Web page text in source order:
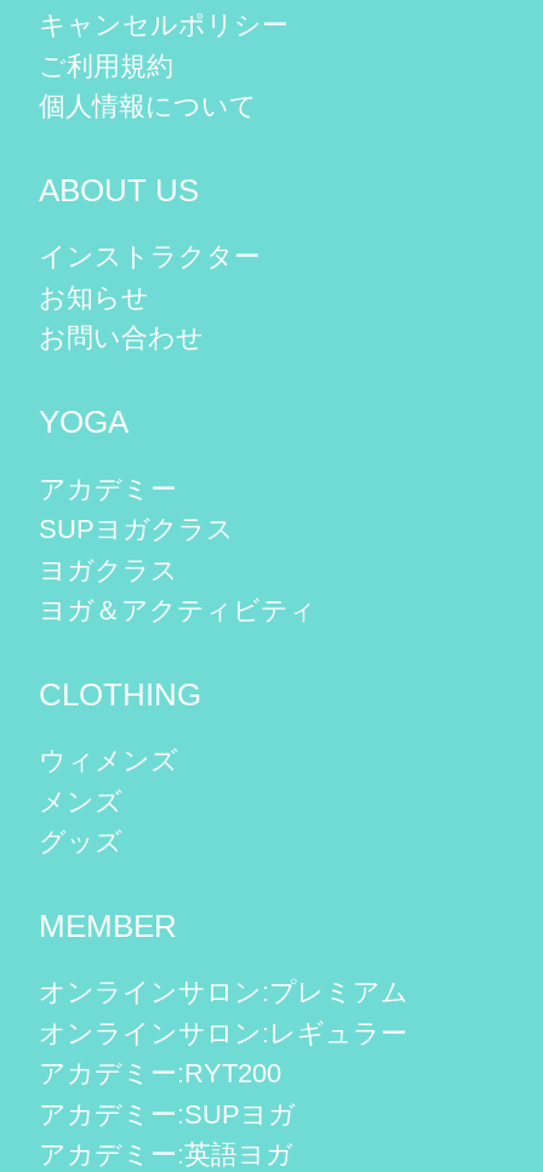
キャンセルポリシー
ご利用規約
個人情報について
ABOUT US
インストラクター
お知らせ
お問い合わせ
YOGA
アカデミー
SUPヨガクラス
ヨガクラス
ヨガ＆アクティビティ
CLOTHING
ウィメンズ
メンズ
グッズ
MEMBER
オンラインサロン:プレミアム
オンラインサロン:レギュラー
アカデミー:RYT200
アカデミー:SUPヨガ
アカデミー:英語ヨガ